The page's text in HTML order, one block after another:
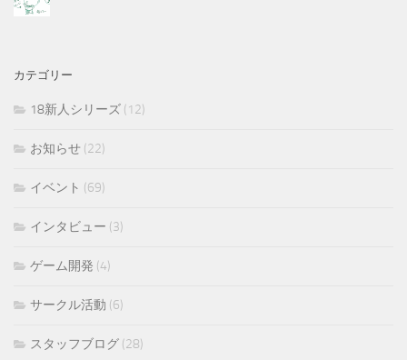
カテゴリー
18新人シリーズ (12)
お知らせ (22)
イベント (69)
インタビュー (3)
ゲーム開発 (4)
サークル活動 (6)
スタッフブログ (28)